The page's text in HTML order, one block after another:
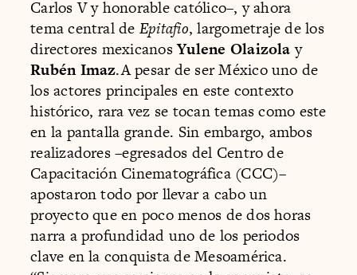
Carlos V y honorable católico–, y ahora
tema central de Epitafio, largometraje de los
directores mexicanosYulene Olaizolay
Rubén Imaz.A pesar de ser México uno de
los actores principales en este contexto
histórico, rara vez se tocan temas como este
en la pantalla grande. Sin embargo, ambos
realizadores –egresados del Centro de
Capacitación Cinematográfica (CCC)–
apostaron todo por llevar a cabo un
proyecto que en poco menos de dos horas
narra a profundidad uno de los periodos
clave en la conquista de Mesoamérica.